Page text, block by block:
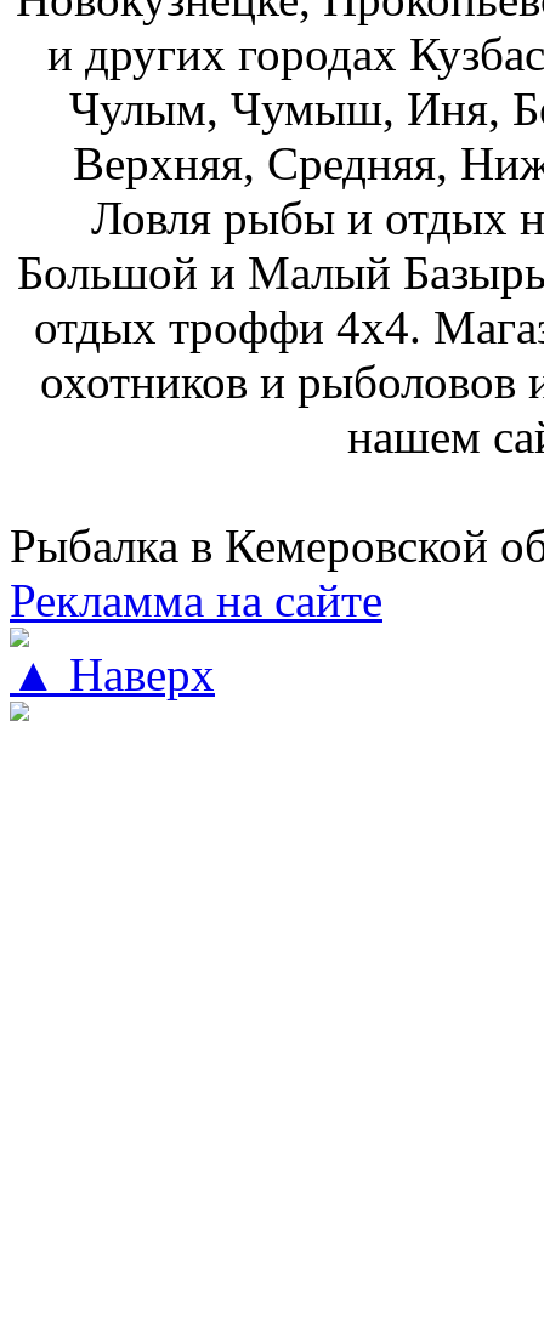
и других городах
Чулым, Чумыш, Иня,
Верхняя, Средняя,
Ловля рыбы и отдых
Большой и Малый
отдых троффи 4х4.
охотников и рыболовов
нашем
Рыбалка в Кемеровской
Рекламма на сайте
▲ Наверх